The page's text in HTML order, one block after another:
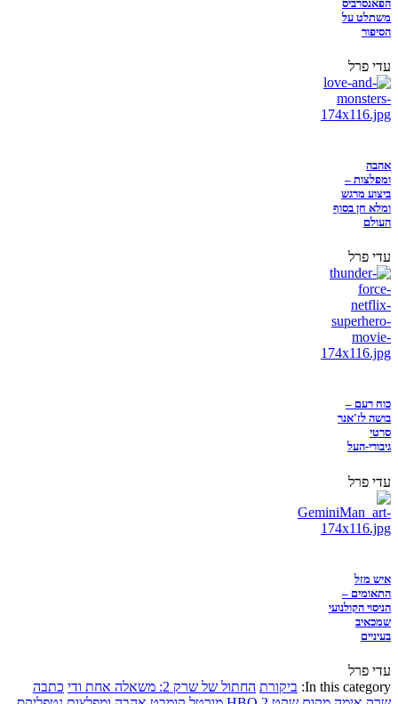
הפאנסרביס
משתלט על
הסיפור
עדי פרל
אהבה
ומפלצות –
ביצוע מרגש
ומלא חן בסוף
העולם
עדי פרל
כוח רעם –
בושה לז'אנר
סרטי
גיבורי-העל
עדי פרל
איש מזל
התאומים –
הניסוי הקולנועי
שמכאיב
בעיניים
עדי פרל
In this category: ביקורת החתול של שרק 2: משאלה אחת ודי
כתבה